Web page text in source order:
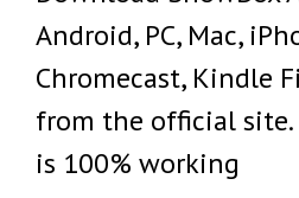
Android, PC, Mac,
Chromecast, Kindle
from the official site.
is 100% working